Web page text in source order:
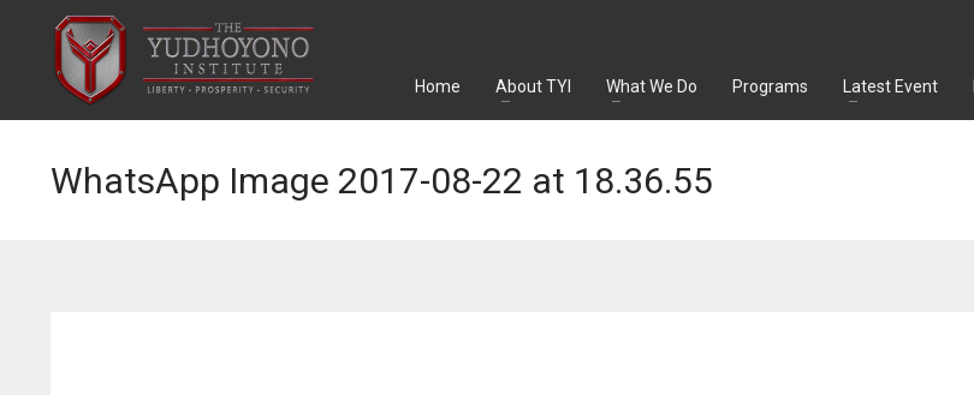
Home About TYI What We Do Programs Latest Event
WhatsApp Image 2017-08-22 at 18.36.55